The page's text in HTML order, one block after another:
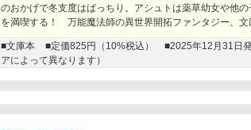
のおかげで冬支度はばっちり。アシュトは薬草幼女や他
を満喫する！ 万能魔法師の異世界開拓ファンタジー、文
■文庫本 ■定価825円（10%税込）
■2025年12月31日
アによって異なります）